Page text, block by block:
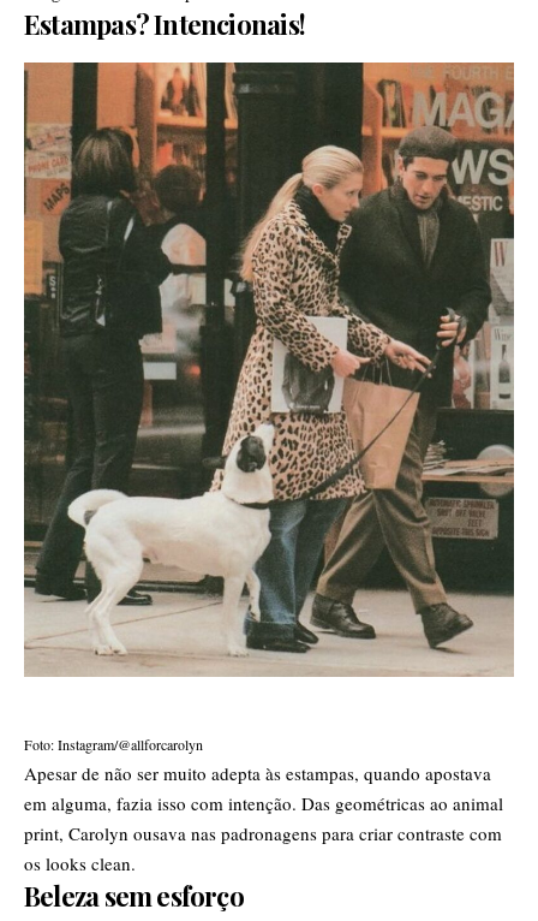
Estampas? Intencionais!
Foto: Instagram/@allforcarolyn
Apesar de não ser muito adepta às estampas, quando apostava
em alguma, fazia isso com intenção. Das geométricas ao animal
print, Carolyn ousava nas padronagens para criar contraste com
os looks clean.
Beleza sem esforço